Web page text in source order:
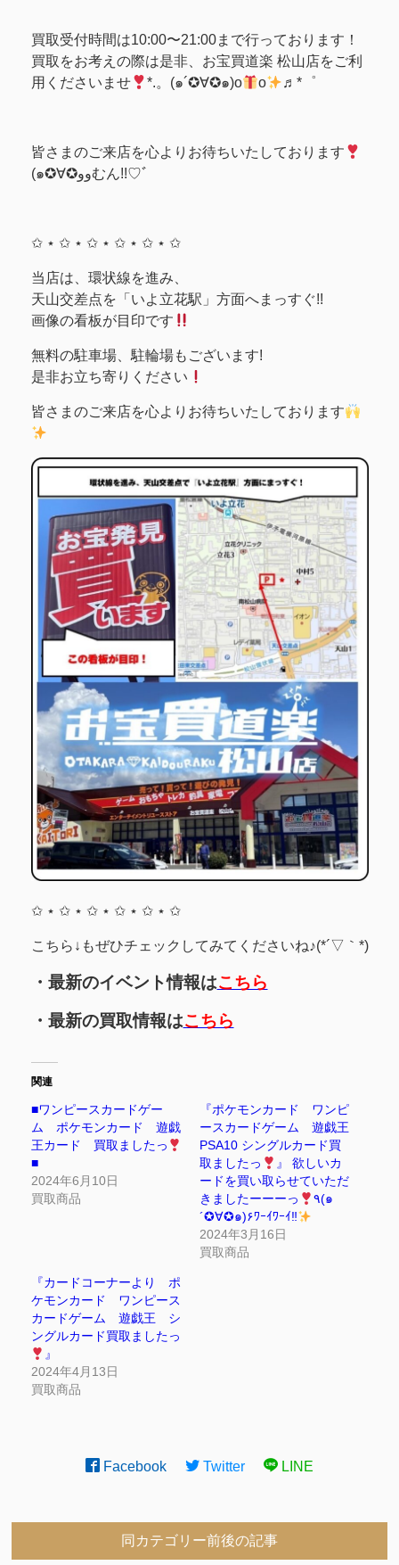
買取受付時間は10:00〜21:00まで行っております！
買取をお考えの際は是非、お宝買道楽 松山店をご利
用くださいませ
*.。(๑´✪∀✪๑)o o ♬*゜
皆さまのご来店を心よりお待ちいたしております
(๑✪∀✪ووむん!!♡ﾞ
✩ ⋆ ✩ ⋆ ✩ ⋆ ✩ ⋆ ✩ ⋆ ✩
当店は、環状線を進み、
天山交差点を「いよ立花駅」方面へまっすぐ!!
画像の看板が目印です
無料の駐車場、駐輪場もございます!
是非お立ち寄りください
皆さまのご来店を心よりお待ちいたしております
✩ ⋆ ✩ ⋆ ✩ ⋆ ✩ ⋆ ✩ ⋆ ✩
こちら↓もぜひチェックしてみてくださいね♪(*´▽｀*)
・最新のイベント情報はこちら
・最新の買取情報はこちら
関連
■ワンピースカードゲー
ム ポケモンカード 遊戯
王カード 買取ましたっ
■
2024年6月10日
買取商品
『ポケモンカード ワンピ
ースカードゲーム 遊戯王
PSA10 シングルカード買
取ましたっ
』 欲しいカ
ードを買い取らせていただ
きましたーーーっ
٩(๑
´✪∀✪๑)۶ﾜｰｲﾜｰｲ‼
2024年3月16日
買取商品
『カードコーナーより ポ
ケモンカード ワンピース
カードゲーム 遊戯王 シ
ングルカード買取ましたっ
』
2024年4月13日
買取商品
Facebook Twitter LINE
同カテゴリー前後の記事